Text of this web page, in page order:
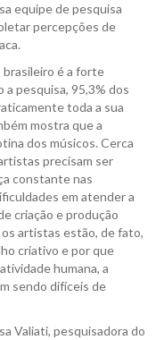
equipe de pesquisa
percepções de
é a forte
pesquisa, 95,3% dos
toda a sua
mostra que a
dos músicos. Cerca
precisam ser
constante nas
em atender a
criação e produção
artistas estão, de fato,
criativo e por que
humana, a
sendo difíceis de
Valiati, pesquisadora do